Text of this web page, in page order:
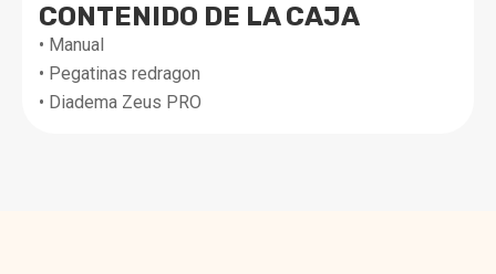
CONTENIDO DE LA CAJA
• Manual
• Pegatinas redragon
• Diadema Zeus PRO